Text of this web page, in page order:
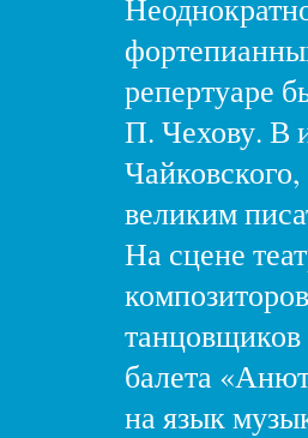
репертуаре
П. Чехову. В
великим
На сцене
балета
на язык